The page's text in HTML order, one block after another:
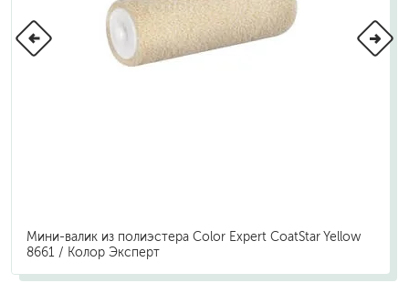
Мини-валик из полиэстера Color Expert CoatStar Yellow
8661 / Колор Эксперт